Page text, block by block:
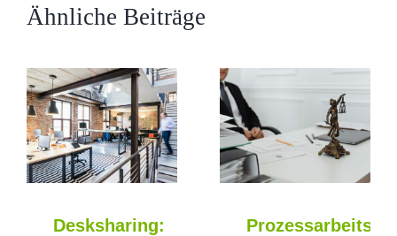
Ähnliche Beiträge
Desksharing: